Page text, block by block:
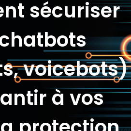
sécuriser
voicebots)
à vos